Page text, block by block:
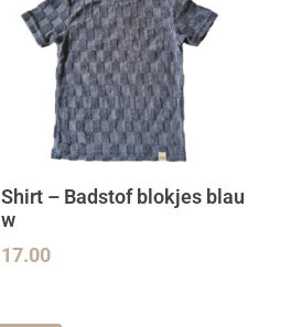
Shirt – Badstof blokjes blau
w
17.00